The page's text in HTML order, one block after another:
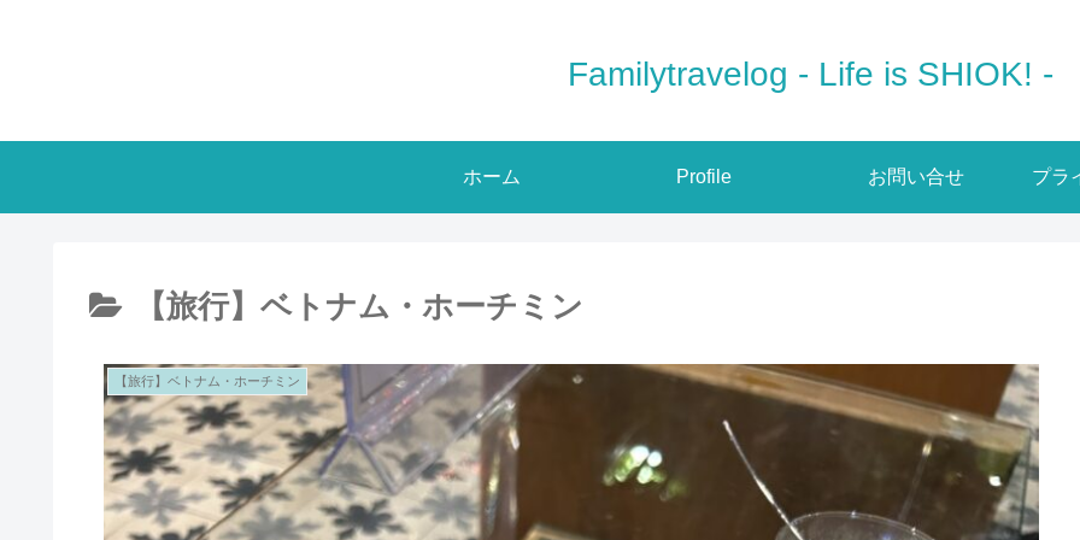
Familytravelog - Life is SHIOK! -
ホーム Profile お問い合せ プラ
【旅行】ベトナム・ホーチミン
【旅行】ベトナム・ホーチミン